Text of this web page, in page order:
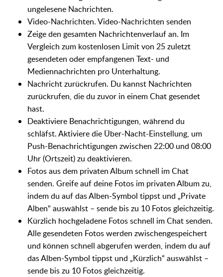
ungelesene Nachrichten.
Video-Nachrichten. Video-Nachrichten senden
Zeige den gesamten Nachrichtenverlauf an. Im
Vergleich zum kostenlosen Limit von 25 zuletzt
gesendeten oder empfangenen Text- und
Mediennachrichten pro Unterhaltung.
Nachricht zurückrufen. Du kannst Nachrichten
zurückrufen, die du zuvor in einem Chat gesendet
hast.
Deaktiviere Benachrichtigungen, während du
schläfst. Aktiviere die Über-Nacht-Einstellung, um
Push-Benachrichtigungen zwischen 22:00 und 08:00
Uhr (Ortszeit) zu deaktivieren.
Fotos aus dem privaten Album schnell im Chat
senden. Greife auf deine Fotos im privaten Album zu,
indem du auf das Alben-Symbol tippst und „Private
Alben“ auswählst – sende bis zu 10 Fotos gleichzeitig.
Kürzlich hochgeladene Fotos schnell im Chat senden.
Alle gesendeten Fotos werden zwischengespeichert
und können schnell abgerufen werden, indem du auf
das Alben-Symbol tippst und „Kürzlich“ auswählst –
sende bis zu 10 Fotos gleichzeitig.